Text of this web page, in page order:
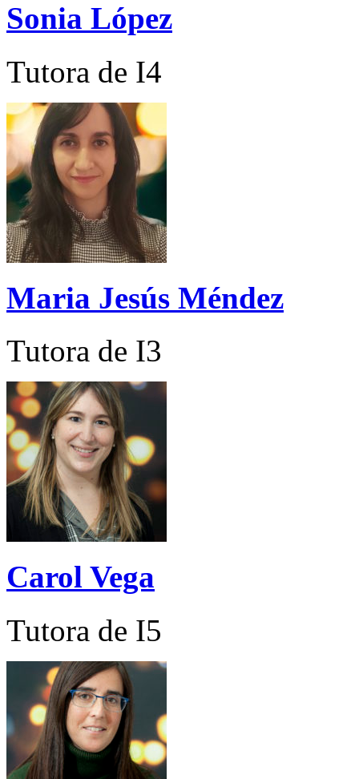
Sonia López
Tutora de I4
Maria Jesús Méndez
Tutora de I3
Carol Vega
Tutora de I5